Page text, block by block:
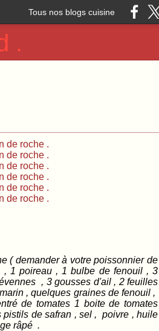
Tous nos blogs cuisine
.
( demander à votre poissonnier de
1 poireau , 1 bulbe de fenouil , 3
, 3 gousses d'ail , 2 feuilles
, quelques graines de fenouil ,
de tomates 1 boite de tomates
pistils de safran , sel , poivre , huile
râpé .